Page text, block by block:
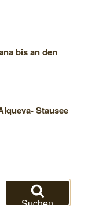
bis an den
Stausee
Suchen